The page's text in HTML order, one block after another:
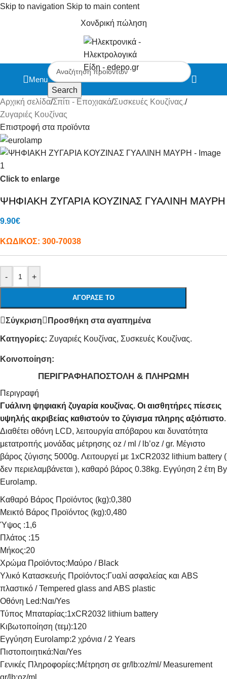
Skip to navigation Skip to main content
Χονδρική πώληση
Menu
Search
Αρχική σελίδα/Σπίτι - Εποχιακά/Συσκευές Κουζίνας./
Ζυγαριές Κουζίνας
Επιστροφή στα προϊόντα
Click to enlarge
ΨΗΦΙΑΚΗ ΖΥΓΑΡΙΑ ΚΟΥΖΙΝΑΣ ΓΥΑΛΙΝΗ ΜΑΥΡΗ
9.90€
ΚΩΔΙΚΟΣ: 300-70038
- +
ΑΓΌΡΑΣΕ ΤΟ
Σύγκριση Προσθήκη στα αγαπημένα
Κατηγορίες: Ζυγαριές Κουζίνας, Συσκευές Κουζίνας.
Κοινοποίηση:
ΠΕΡΙΓΡΑΦΉΑΠΟΣΤΟΛΉ & ΠΛΗΡΩΜΉ
Περιγραφή
Γυάλινη ψηφιακή ζυγαρία κουζίνας. Οι αισθητήρες πίεσεις
υψηλής ακριβείας καθιστούν το ζύγισμα πληρης αξιόπιστο.
Διαθέτει οθόνη LCD, λειτουργία απόβαρου και δυνατότητα
μετατροπής μονάδας μέτρησης oz / ml / lb’oz / gr. Μέγιστο
βάρος ζύγισης 5000g. Λειτουργεί με 1xCR2032 lithium battery (
δεν περιελαμβάνεται ), καθαρό βάρος 0.38kg. Εγγύηση 2 έτη By
Eurolamp.
Καθαρό Βάρος Προϊόντος (kg):0,380
Μεικτό Βάρος Προϊόντος (kg):0,480
Ύψος :1,6
Πλάτος :15
Μήκος:20
Χρώμα Προϊόντος:Μαύρο / Black
Υλικό Κατασκευής Προϊόντος:Γυαλί ασφαλείας και ABS
πλαστικό / Tempered glass and ABS plastic
Οθόνη Led:Ναι/Yes
Τύπος Μπαταρίας:1xCR2032 lithium battery
Κιβωτοποίηση (τεμ):120
Εγγύηση Eurolamp:2 χρόνια / 2 Years
Πιστοποιητικά:Ναι/Yes
Γενικές Πληροφορίες:Μέτρηση σε gr/lb:oz/ml/ Measurement